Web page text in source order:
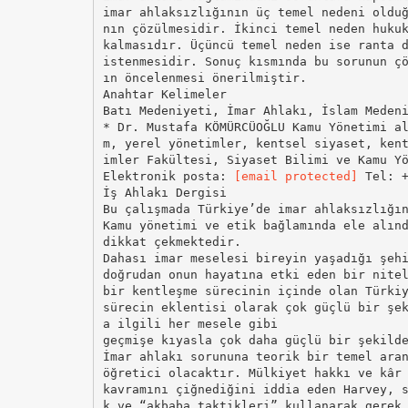
imar ahlaksızlığının üç temel nedeni
nın çözülmesidir. İkinci temel neden
kalmasıdır. Üçüncü temel neden ise
istenmesidir. Sonuç kısmında bu sorunun
ın öncelenmesi önerilmiştir.
Anahtar Kelimeler
Batı Medeniyeti, İmar Ahlakı, İslam
* Dr. Mustafa KÖMÜRCÜOĞLU Kamu
m, yerel yönetimler, kentsel siyaset,
imler Fakültesi, Siyaset Bilimi ve Kamu
Elektronik posta:
[email protected] Tel: +90 264 295 6407. İş Ahlakı Dergisi Bu çalışmada Türkiye’de imar ahlaksızlığının temel nedenleri incelenmiştir. Kamu yönetimi ve etik bağlamında ele alındığında imar meselesi gümrük ve vergi gibi alanlarla birlikte en sorunlu alanlardan birisi olarak dikkat çekmektedir. Dahası imar meselesi bireyin yaşadığı şehir, çevre ve konuta ilişkin olduğundan doğrudan onun hayatına etki eden bir niteliğe sahiptir. 1950’den bu yana hızlı bir kentleşme sürecinin içinde olan Türkiye, 2000’lerin başından bugüne ise bu sürecin eklentisi olarak çok güçlü bir şekilde kentleri imar ve yeniden imar sürecini yaşamaktadır. Dolayısıyla imar ahlakı sorunu da imarla ilgili her mesele gibi geçmişe kıyasla çok daha güçlü bir şekilde bugün karşımızda durmaktadır. İmar ahlakı sorununa teorik bir temel arandığında Harvey’in (2013) yaklaşımı öğretici olacaktır. Mülkiyet hakkı ve kâr oranının akla gelebilecek her türlü hak kavramını çiğnediğini iddia eden Harvey, sorunu neoliberal kapitalizmde görmektedir. Harvey’e göre sermaye sınıfı devletle işbirliği yaparak ve “akbaba taktikleri” kullanarak gerek düşük gelirli kişilerin elindeki mülklere gerekse ortak alanlara el koymaktadır (Harvey, 2013, s. 43, 139). İmar yolsuzluklarını rant peşinde koşan özel sektörün sermaye birikim çabası çerçevesinde açıklayan yaklaşım Türkiye’ye de yabancı değildir. Nitekim Keleş (2006, s. 609) arsa spekülasyonunu kentsel rant kavramı ile ilişkilendirirken benzer bir noktaya temas etmektedir. Tekeli (2011, s. 290-291) de gerek gecekonduların ticarileşerek gecekondu yapımının yarı mafyalaşmış bir sektör hâline gelmesinden gerekse yapsatçı konut sunum biçiminden1 bahsederken kentsel rant kavramına belirleyici bir rol atfeder. Kahraman (2010, s. 62) ise kamu otoriteleri tarafından gerçekleştirilen ayrıcalıklı özelleştirmelerin sermaye lehine bir kentsel rant transferi olduğuna dikkat çekip bu uygulamanın özünde bir örtük yolsuzluk barındırdığına işaret ederken yine kentsel rant kavramını merkeze almaktadır. Rant kavramının imar yolsuzluklarında belirleyici olması ampirik çalışmalarla da desteklenmiştir. Nitekim Kılınç, Özgür ve Genç’in (2009, s. 41) çalışmasına göre planlamada etik sorunların kaynağı sıralamasında rant puan olarak birinci sırayı almıştır. Dolayısıyla kentsel rantın imar ahlakı bakımından en önemli sorun alanlarından birisi olduğu yadsınamaz. Bu çalışmada ise kentsel ranta yine dikkat çekilecek, ancak daha geniş ve bütüncül bir çerçeve sunulmaya çalışılacaktır. 1 Her ne kadar yapsatçılık yasal sınırlar içerisinde hareket ediyorsa da Tekeli’nin bahsettiği üzere mimarlık ve şehircilik